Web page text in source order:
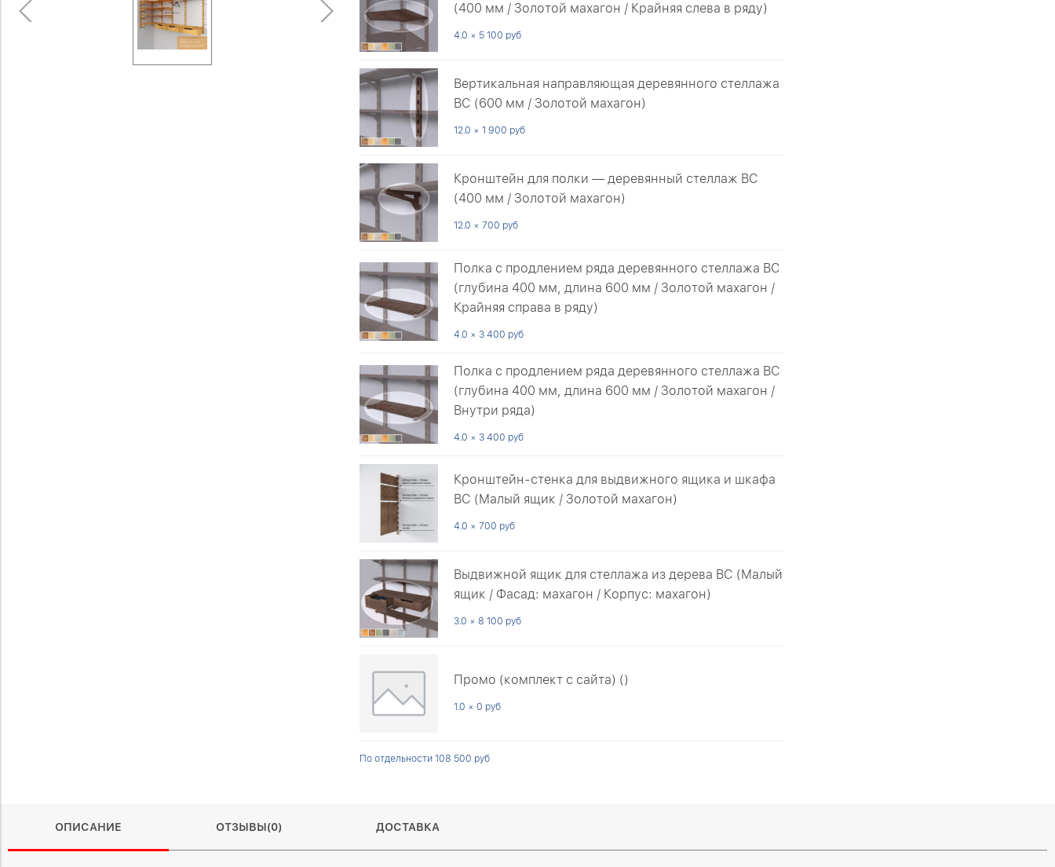
(400 мм / Золотой махагон / Крайняя слева в ряду)
4.0 × 5 100 руб
Вертикальная направляющая деревянного стеллажа
ВС (600 мм / Золотой махагон)
12.0 × 1 900 руб
Кронштейн для полки — деревянный стеллаж ВС
(400 мм / Золотой махагон)
12.0 × 700 руб
Полка с продлением ряда деревянного стеллажа ВС
(глубина 400 мм, длина 600 мм / Золотой махагон /
Крайняя справа в ряду)
4.0 × 3 400 руб
Полка с продлением ряда деревянного стеллажа ВС
(глубина 400 мм, длина 600 мм / Золотой махагон /
Внутри ряда)
4.0 × 3 400 руб
Кронштейн-стенка для выдвижного ящика и шкафа
ВС (Малый ящик / Золотой махагон)
4.0 × 700 руб
Выдвижной ящик для стеллажа из дерева ВС (Малый
ящик / Фасад: махагон / Корпус: махагон)
3.0 × 8 100 руб
Промо (комплект с сайта) ()
1.0 × 0 руб
По отдельности 108 500 руб
ОПИСАНИЕ ОТЗЫВЫ(0) ДОСТАВКА